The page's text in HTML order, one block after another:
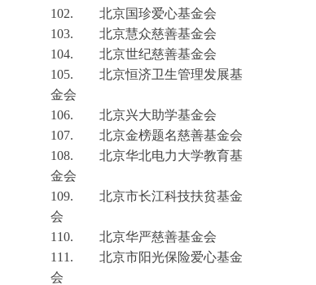
102.
北京国珍爱心基金会
103.
北京慧众慈善基金会
104.
北京世纪慈善基金会
105.
北京恒济卫生管理发展基
金会
106.
北京兴大助学基金会
107.
北京金榜题名慈善基金会
108.
北京华北电力大学教育基
金会
109.
北京市长江科技扶贫基金
会
110.
北京华严慈善基金会
111.
北京市阳光保险爱心基金
会